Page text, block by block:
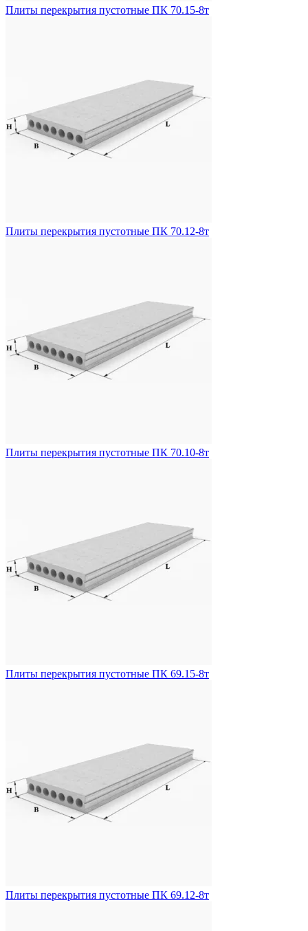
Плиты перекрытия пустотные ПК 70.15-8т
Плиты перекрытия пустотные ПК 70.12-8т
Плиты перекрытия пустотные ПК 70.10-8т
Плиты перекрытия пустотные ПК 69.15-8т
Плиты перекрытия пустотные ПК 69.12-8т